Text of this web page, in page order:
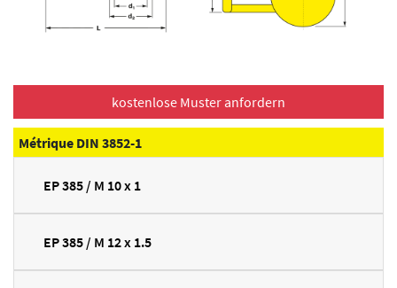
Métrique DIN 3852-1
EP 385 / M 10 x 1
EP 385 / M 12 x 1.5